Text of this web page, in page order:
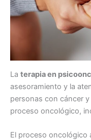
La terapia en
asesoramiento y la
personas con cáncer
proceso oncológico,
El proceso oncológico